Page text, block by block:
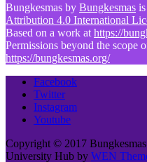
Bungkesmas by Bungkesmas
Attribution 4.0 International
Based on a work at https://
Permissions beyond the scope
https://bungkesmas.org/
Facebook
Twitter
Instagram
Youtube
Copyright © 2017
University Hub by WEN